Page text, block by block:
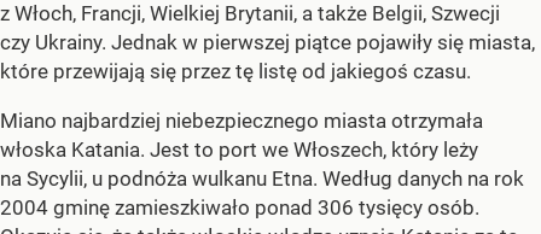
z Włoch, Francji, Wielkiej Brytanii, a także Belgii, Szwecji
czy Ukrainy. Jednak w pierwszej piątce pojawiły się miasta,
które przewijają się przez tę listę od jakiegoś czasu.
Miano najbardziej niebezpiecznego miasta otrzymała
włoska Katania. Jest to port we Włoszech, który leży
na Sycylii, u podnóża wulkanu Etna. Według danych na rok
2004 gminę zamieszkiwało ponad 306 tysięcy osób.